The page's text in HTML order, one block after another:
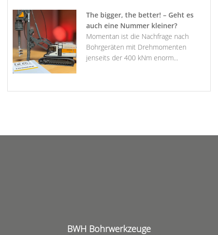
The bigger, the better! – Geht es
auch eine Nummer kleiner?
Momentan ist die Nachfrage nach
Bohrgeräten mit Drehmomenten
jenseits der 400 kNm enorm...
BWH Bohrwerkzeuge